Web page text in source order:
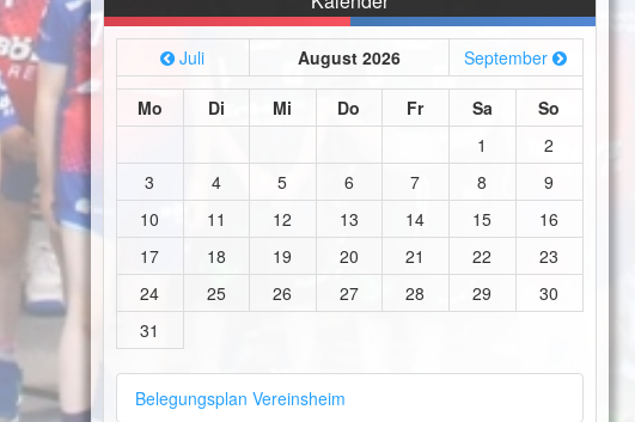
Juli August 2026 September
Mo Di Mi Do Fr Sa
So
1
2
3
4 5 6 7 8
9
10
11 12 13 14 15
16
17
18 19 20 21 22
23
24
25 26 27 28 29
30
31
Belegungsplan Vereinsheim